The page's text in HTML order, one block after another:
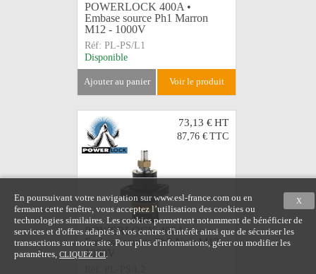
POWERLOCK 400A •
Embase source Ph1 Marron
M12 - 1000V
Réf: PL-PS/L1
Disponible
ajouter au panier voir le produit
73,13 €HT
87,76 € TTC
POWERLOCK 400A •
Embase source Ph2 Noir M12 -
1000V
X
En poursuivant votre navigation sur www.esl-france.com ou en
fermant cette fenêtre, vous acceptez l’utilisation des cookies ou
technologies similaires. Les cookies permettent notamment de bénéficier de
services et d'offres adaptés à vos centres d'intérêt ainsi que de sécuriser les
transactions sur notre site. Pour plus d'informations, gérer ou modifier les
paramètres, CLIQUEZ ICI.